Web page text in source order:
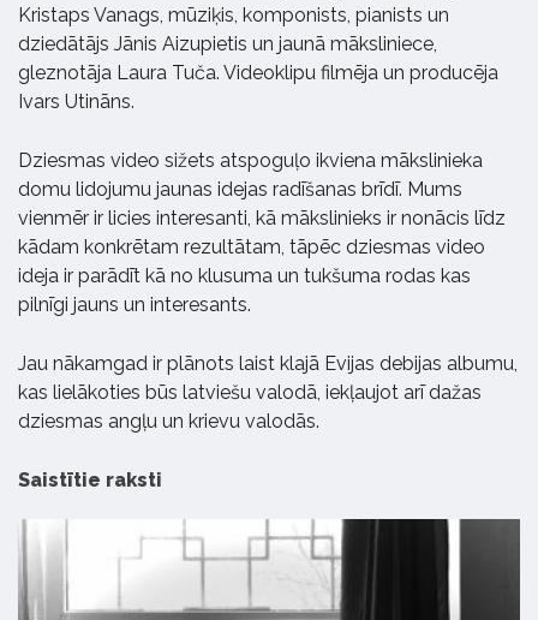
Kristaps Vanags, mūziķis, komponists, pianists un
dziedātājs Jānis Aizupietis un jaunā māksliniece,
gleznotāja Laura Tuča. Videoklipu filmēja un producēja
Ivars Utināns.
Dziesmas video sižets atspoguļo ikviena mākslinieka
domu lidojumu jaunas idejas radīšanas brīdī. Mums
vienmēr ir licies interesanti, kā mākslinieks ir nonācis līdz
kādam konkrētam rezultātam, tāpēc dziesmas video
ideja ir parādīt kā no klusuma un tukšuma rodas kas
pilnīgi jauns un interesants.
Jau nākamgad ir plānots laist klajā Evijas debijas albumu,
kas lielākoties būs latviešu valodā, iekļaujot arī dažas
dziesmas angļu un krievu valodās.
Saistītie raksti